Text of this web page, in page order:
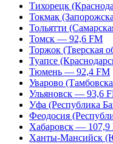
Тихорецк
Токмак
Тольятти
Томск — 92,6 FM
Торжок (Тверская
Туапсе
Тюмень — 92,4 FM
Уварово
Ульяновск — 93,6
Уфа (Республика
Феодосия
Хабаровск — 107,9
Ханты-Мансийск